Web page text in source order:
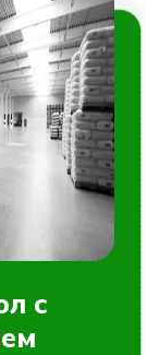
с